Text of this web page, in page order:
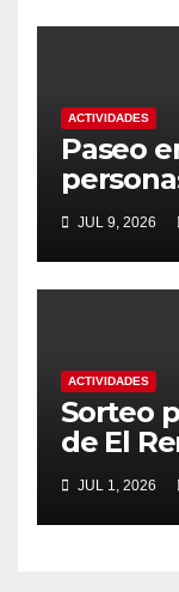
ACTIVIDADES
Paseo
JUL 9, 2026
ACTIVIDADES
Sorteo
de El
Málaga
JUL 1, 2026